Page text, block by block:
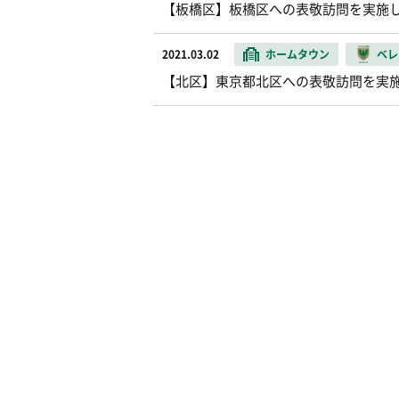
【板橋区】板橋区への表敬訪問を実施
2021.03.02 ホームタウン ベ
【北区】東京都北区への表敬訪問を実